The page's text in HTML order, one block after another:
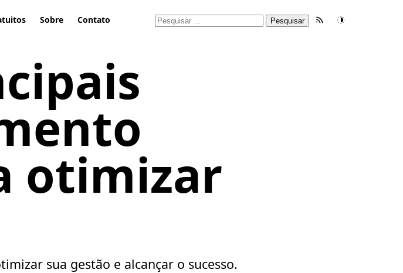
Sobre Contato
Pesquisar
Feed RSSTema
otimizar
sua gestão e alcançar o sucesso.